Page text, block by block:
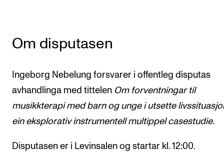
Om disputasen
Ingeborg Nebelung forsvarer i offentleg disputas
avhandlinga med tittelen Om forventningar til
musikkterapi med barn og unge i utsette
ein eksplorativ instrumentell multippel casestudie.
Disputasen er i Levinsalen og startar kl. 12:00.